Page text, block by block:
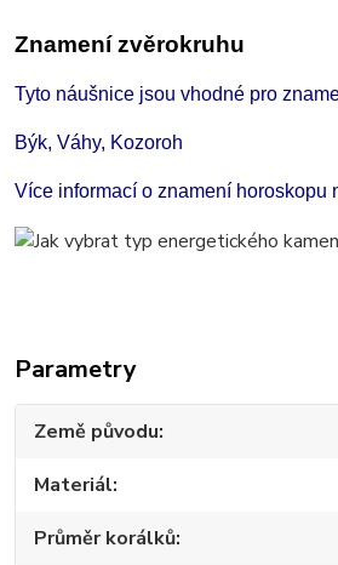
Znamení zvěrokruhu
Tyto náušnice jsou vhodné pro
Býk, Váhy, Kozoroh
Více informací o znamení horoskopu
Parametry
Země původu
Materiál
Průměr korálků